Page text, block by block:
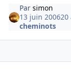
Parsimon
13 juin 200620
cheminots